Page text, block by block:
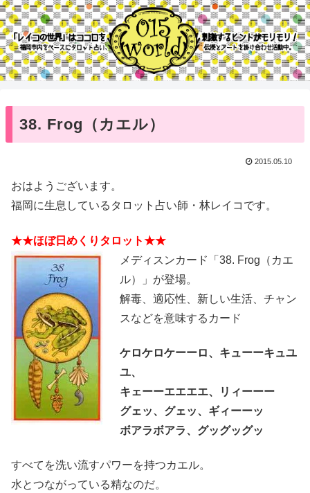
38. Frog（カエル）
2015.05.10
おはようございます。
福岡に生息しているタロット占い師・林レイコです。
★★ほぼ日めくりタロット★★
メディスンカード「38. Frog（カエ
ル）」が登場。
解毒、適応性、新しい生活、チャン
スなどを意味するカード
ケロケロケーーロ、キューーキュユ
ユ、
キェーーエエエエ、リィーーー
グェッ、グェッ、ギィーーッ
ボアラボアラ、グッグッグッ
すべてを洗い流すパワーを持つカエル。
水とつながっている精なのだ。